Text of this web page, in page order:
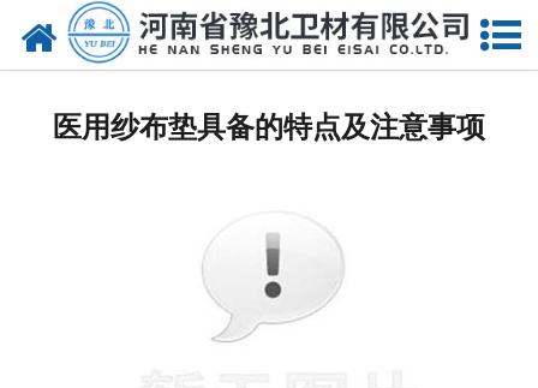
网站首页
甘肃医用棉签
医用纱布垫具备的特点及注意事项